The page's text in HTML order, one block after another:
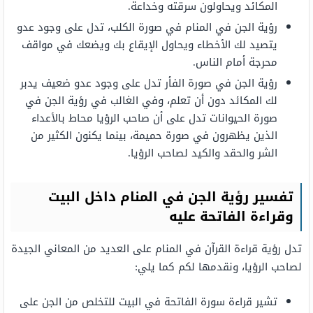
المكائد ويحاولون سرقته وخداعة.
رؤية الجن في المنام في صورة الكلب، تدل على وجود عدو
يتصيد لك الأخطاء ويحاول الإيقاع بك ويضعك في مواقف
محرجة أمام الناس.
رؤية الجن في صورة الفأر تدل على وجود عدو ضعيف يدبر
لك المكائد دون أن تعلم، وفي الغالب في رؤية الجن في
صورة الحيوانات تدل على أن صاحب الرؤيا محاط بالأعداء
الذين يظهرون في صورة حميمة، بينما يكنون الكثير من
الشر والحقد والكيد لصاحب الرؤيا.
تفسير رؤية الجن في المنام داخل البيت
وقراءة الفاتحة عليه
تدل رؤية قراءة القرآن في المنام على العديد من المعاني الجيدة
لصاحب الرؤيا، ونقدمها لكم كما يلي:
تشير قراءة سورة الفاتحة في البيت للتخلص من الجن على